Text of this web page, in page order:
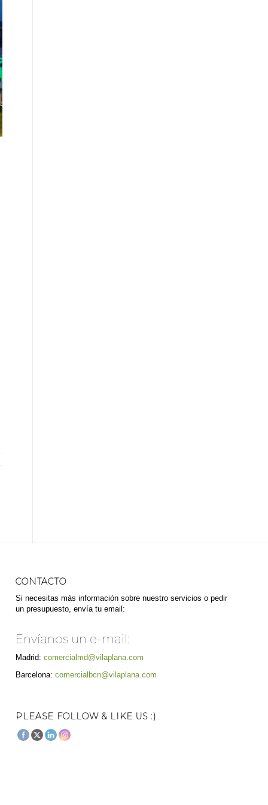
CONTACTO
Si necesitas más información sobre nuestro servicios o pedir
un presupuesto, envía tu email:
Envíanos un e-mail:
Madrid:comercialmd@vilaplana.com
Barcelona:comercialbcn@vilaplana.com
PLEASE FOLLOW & LIKE US :)